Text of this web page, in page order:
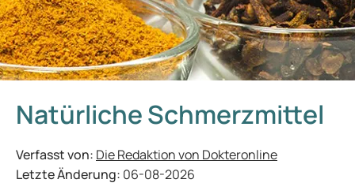
Natürliche Schmerzmittel
Verfasst von: Die Redaktion von Dokteronline
Letzte Änderung: 06-08-2026